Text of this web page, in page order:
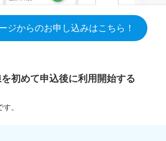
ジからのお申し込みはこちら！
初めて申込後に利用開始する
。